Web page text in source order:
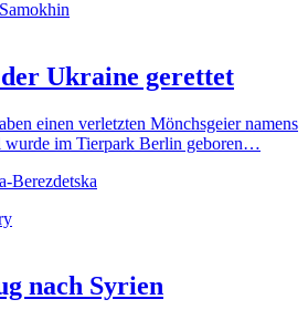
Ukraine gerettet
einen verletzten Mönchsgeier namens
wurde im Tierpark Berlin geboren…
Berezdetska
nach Syrien